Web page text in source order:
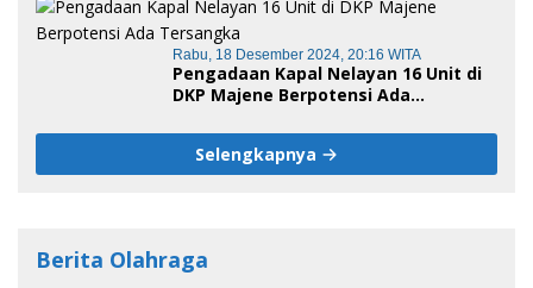
Rabu, 18 Desember 2024, 20:16 WITA
Pengadaan Kapal Nelayan 16 Unit di
DKP Majene Berpotensi Ada
Selengkapnya
Berita Olahraga